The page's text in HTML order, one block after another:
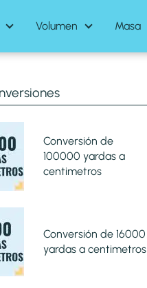
Volumen Masa
Conversión de
100000 yardas a
centimetros
Conversión de 16000
yardas a centimetros